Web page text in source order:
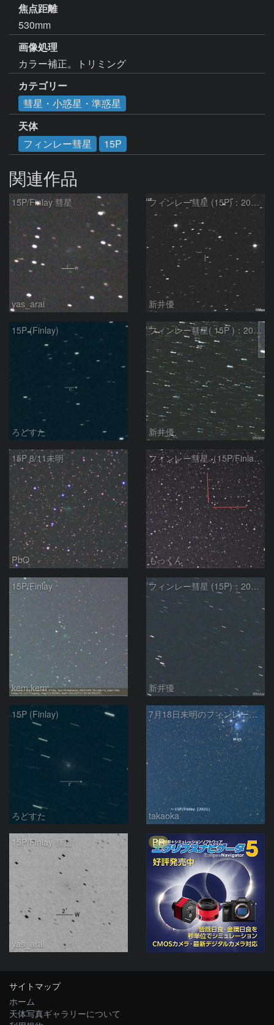
焦点距離
530mm
画像処理
カラー補正。トリミング
カテゴリー
彗星・小惑星・準惑星
天体
フィンレー彗星
15P
関連作品
15P/Finlay 彗星
yas_arai
フィンレー彗星 (15P)：2021/10/18
新井優
15P (Finlay)
ろどすた
フィンレー彗星( 15P )：2021/08/19
新井優
15P 8/11未明
PbO
フィンレー彗星（15P/Finlay）
もっくん
15P/Finlay
kem.kem
フィンレー彗星 (15P)：2021/07/19
新井優
15P (Finlay)
ろどすた
7月18日未明のフィンレー彗星とプレアデス星団
takaoka
15P/Finlay 彗星
yas_arai
PR
サイトマップ
ホーム
天体写真ギャラリーについて